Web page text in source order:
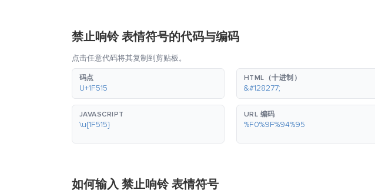
禁止响铃 表情符号的代码与编码
点击任意代码将其复制到剪贴板。
码点
U+1F515
HTML（十进制）
&#128277;
JAVASCRIPT
\u{1F515}
URL 编码
%F0%9F%94%95
如何输入 禁止响铃 表情符号